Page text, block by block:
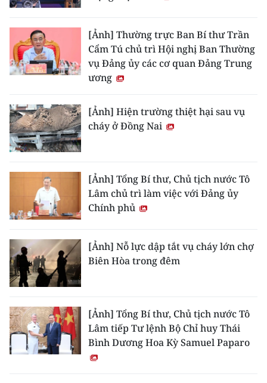
[Ảnh] Thường trực Ban Bí thư Trần
Cẩm Tú chủ trì Hội nghị Ban Thường
vụ Đảng ủy các cơ quan Đảng Trung
ương
[Ảnh] Hiện trường thiệt hại sau vụ
cháy ở Đồng Nai
[Ảnh] Tổng Bí thư, Chủ tịch nước Tô
Lâm chủ trì làm việc với Đảng ủy
Chính phủ
[Ảnh] Nỗ lực dập tắt vụ cháy lớn chợ
Biên Hòa trong đêm
[Ảnh] Tổng Bí thư, Chủ tịch nước Tô
Lâm tiếp Tư lệnh Bộ Chỉ huy Thái
Bình Dương Hoa Kỳ Samuel Paparo